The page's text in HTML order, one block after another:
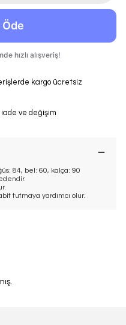
kargo ücretsiz
ve değişim
84, bel: 60, kalça: 90
tutmaya yardımcı olur.